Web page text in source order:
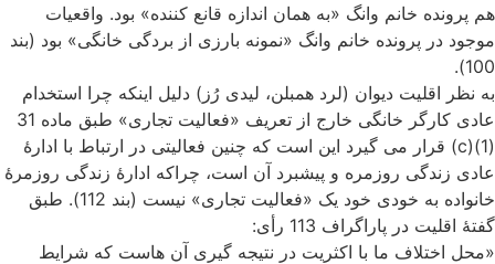
هم پرونده خانم وانگ «به همان اندازه قانع کننده» بود. واقعیات
موجود در پرونده خانم وانگ «نمونه بارزی از بردگی خانگی» بود (بند
100).
به نظر اقلیت دیوان (لرد همبلن، لیدی رُز) دلیل اینکه چرا استخدام
عادی کارگر خانگی خارج از تعریف «فعالیت تجاری» طبق ماده 31
(1)(c) قرار می گیرد این است که چنین فعالیتی در ارتباط با ادارۀ
عادی زندگی روزمره و پیشبرد آن است، چراکه ادارۀ زندگی روزمرۀ
خانواده به خودی خود یک «فعالیت تجاری» نیست (بند 112). طبق
گفتۀ اقلیت در پاراگراف 113 رأی:
«محل اختلاف ما با اکثریت در نتیجه گیری آن هاست که شرایط